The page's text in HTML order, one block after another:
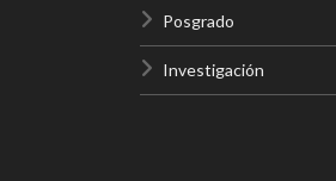
Posgrado
Investigación